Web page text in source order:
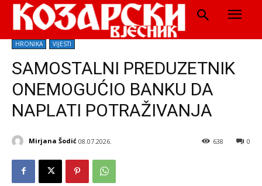
HRONIKA VIJESTI
SAMOSTALNI PREDUZETNIK
ONEMOGUĆIO BANKU DA
NAPLATI POTRAŽIVANJA
Mirjana Šodić 08.07.2026. 0
638